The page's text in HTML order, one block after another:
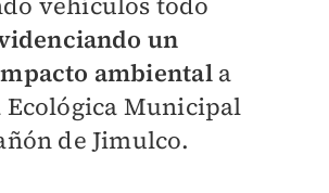
un
ambientala
Ecológica Municipal
de Jimulco.